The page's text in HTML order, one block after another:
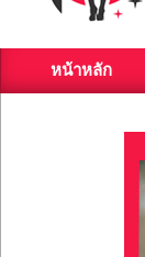
ส่อง
วาร์
Primary
หน้าหลัก